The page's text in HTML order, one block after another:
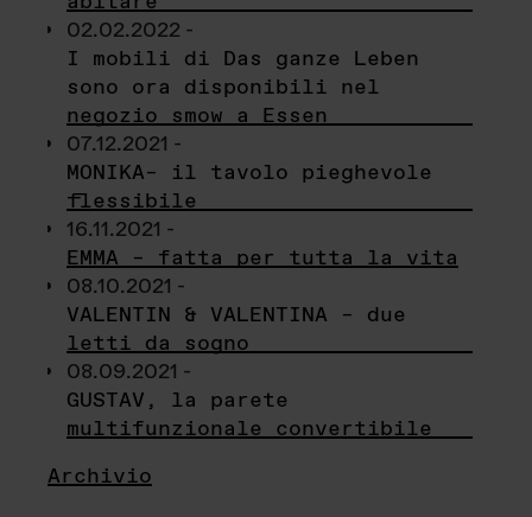
02.02.2022 -
I mobili di Das ganze Leben
sono ora disponibili nel
negozio smow a Essen
07.12.2021 -
MONIKA– il tavolo pieghevole
flessibile
16.11.2021 -
EMMA – fatta per tutta la vita
08.10.2021 -
VALENTIN & VALENTINA – due
letti da sogno
08.09.2021 -
GUSTAV, la parete
multifunzionale convertibile
Archivio